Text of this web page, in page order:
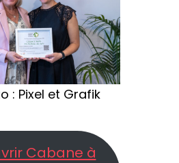
: Pixel et Grafik
Cabane à